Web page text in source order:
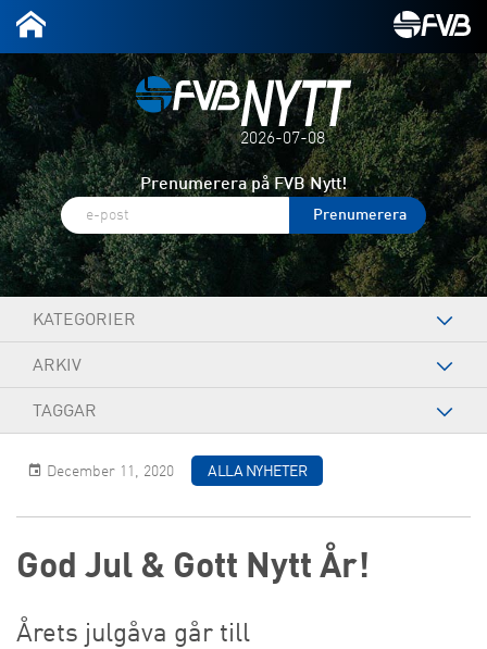
2026-07-08
Prenumerera på FVB Nytt!
KATEGORIER
ARKIV
TAGGAR
December 11, 2020 ALLA NYHETER
God Jul & Gott Nytt År!
Årets julgåva går till